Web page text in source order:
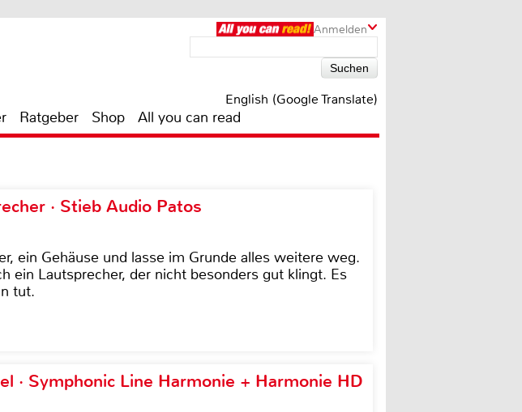
Anmelden
English (Google Translate)
Ratgeber Shop All you can read
· Stieb Audio Patos
ein Gehäuse und lasse im Grunde alles weitere weg.
ein Lautsprecher, der nicht besonders gut klingt. Es
tut.
· Symphonic Line Harmonie + Harmonie HD